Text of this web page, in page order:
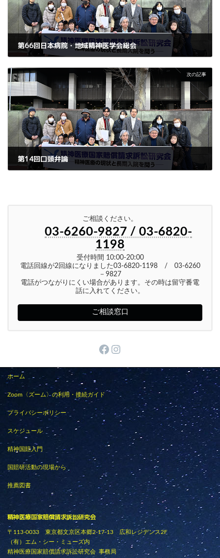
第66回日本病院・地域精神医学会総会
次の記事
第14回口頭弁論
ご相談ください。
03-6260-9827 / 03-6820-
1198
受付時間 10:00-20:00
電話回線が2回線になりました03-6820-1198 / 03-6260
－9827
電話がつながりにくい場合があります。その時は留守番電
話に入れてください。
ご相談窓口
Facebook
Instagram
ホーム
Zoom〈ズーム〉の利用・接続ガイド
プライバシーポリシー
スケジュール
精神国賠入門
国賠研活動の現場から
推薦図書
精神医療国家賠償請求訴訟研究会
〒113-0033 東京都文京区本郷2-17-13 広和レジデンス2F
（有）エム・シー・ミューズ内
精神医療国家賠償請求訴訟研究会 事務局